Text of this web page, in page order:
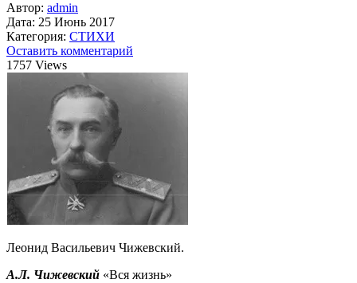
Автор: admin
Дата: 25 Июнь 2017
Категория: СТИХИ
Оставить комментарий
1757 Views
Леонид Васильевич Чижевский.
А.Л. Чижевский «Вся жизнь»